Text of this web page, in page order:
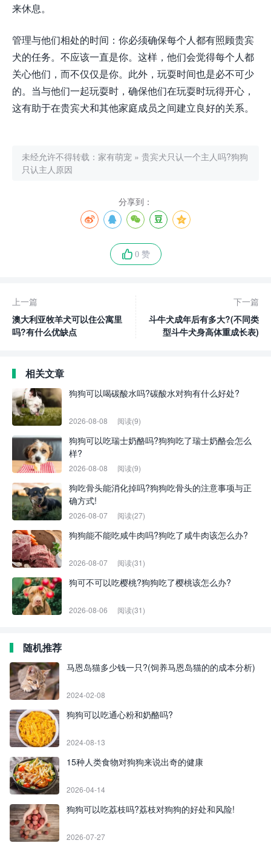
来休息。
管理与他们相处的时间：你必须确保每个人都有照顾贵宾
犬的任务。不应该一直是你。这样，他们会觉得每个人都
关心他们，而不仅仅是你。此外，玩耍时间也是必不可少
的。当与他们一起玩耍时，确保他们在玩耍时玩得开心，
这有助于在贵宾犬和其他家庭成员之间建立良好的关系。
未经允许不得转载： 家有萌宠 » 贵宾犬只认一个主人吗?狗狗
只认主人原因
分享到：
0 赞
上一篇
澳大利亚牧羊犬可以住公寓里
吗?有什么优缺点
下一篇
斗牛犬成年后有多大?(不同类
型斗牛犬身高体重成长表)
相关文章
狗狗可以喝碳酸水吗?碳酸水对狗有什么好处?
2026-08-08 阅读(9)
狗狗可以吃瑞士奶酪吗?狗狗吃了瑞士奶酪会怎么
样?
2026-08-08 阅读(9)
狗吃骨头能消化掉吗?狗狗吃骨头的注意事项与正
确方式!
2026-08-07 阅读(27)
狗狗能不能吃咸牛肉吗?狗吃了咸牛肉该怎么办?
2026-08-07 阅读(31)
狗可不可以吃樱桃?狗狗吃了樱桃该怎么办?
2026-08-06 阅读(31)
随机推荐
马恩岛猫多少钱一只?(饲养马恩岛猫的的成本分析)
2024-02-08
狗狗可以吃通心粉和奶酪吗?
2024-08-13
15种人类食物对狗狗来说出奇的健康
2026-04-14
狗狗可以吃荔枝吗?荔枝对狗狗的好处和风险!
2026-07-27